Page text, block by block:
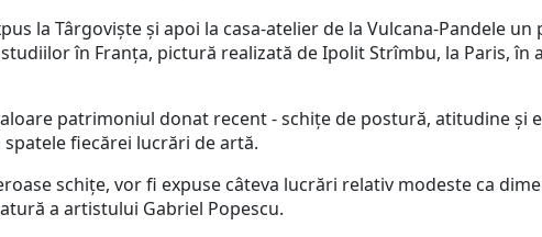
la Târgoviște și apoi la casa-atelier de la Vulcana-Pandele
în Franța, pictură realizată de Ipolit Strîmbu, la Paris,
patrimoniul donat recent - schițe de postură, atitudine și
fiecărei lucrări de artă.
schițe, vor fi expuse câteva lucrări relativ modeste ca
a artistului Gabriel Popescu.